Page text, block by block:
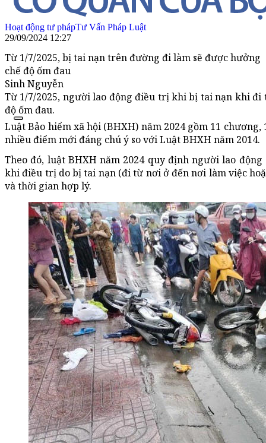
Hoạt động tư phápTư Vấn Pháp Luật
29/09/2024 12:27
Từ 1/7/2025, bị tai nạn trên đường đi làm sẽ được hưởng
chế độ ốm đau
Sinh Nguyễn
Từ 1/7/2025, người lao động điều trị khi bị tai nạn khi
độ ốm đau.
Luật Bảo hiểm xã hội (BHXH) năm 2024 gồm 11
nhiều điểm mới đáng chú ý so với Luật BHXH năm 2014.
Theo đó, luật BHXH năm 2024 quy định người lao
khi điều trị do bị tai nạn (đi từ nơi ở đến nơi làm việc
và thời gian hợp lý.